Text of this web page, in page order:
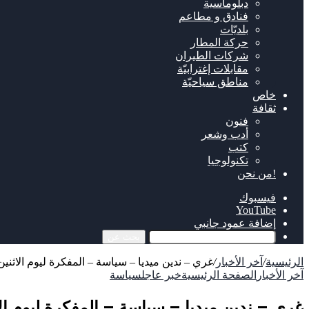
دبلوماسية
فنادق و مطاعم
بلديّات
حركة المطار
شركات الطيران
مقابلات إغترابيّة
مناطق سياحيّة
خاص
ثقافة
فنون
أدب وشعر
كتب
تكنولوجيا
!من نحن
فيسبوك
‫YouTube
إضافة عمود جانبي
الرئيسية/ آخر الأخبار/غري – ندين ميديا – سياسة – المفكرة ليوم الاثنين 17 تموز
آخر الأخبار الصفحة الرئيسيةخبر عاجلسياسة